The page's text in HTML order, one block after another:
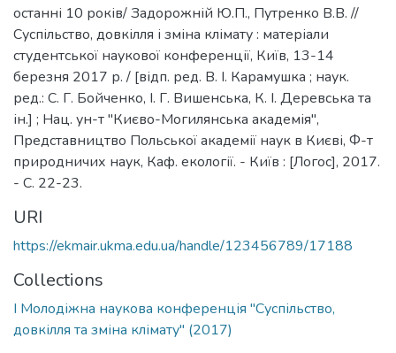
останні 10 років/ Задорожній Ю.П., Путренко В.В. //
Суспільство, довкілля і зміна клімату : матеріали
студентської наукової конференції, Київ, 13-14
березня 2017 р. / [відп. ред. В. І. Карамушка ; наук.
ред.: С. Г. Бойченко, І. Г. Вишенська, К. І. Деревська та
ін.] ; Нац. ун-т "Києво-Могилянська академія",
Представництво Польської академії наук в Києві, Ф-т
природничих наук, Каф. екології. - Київ : [Логос], 2017.
- С. 22-23.
URI
https://ekmair.ukma.edu.ua/handle/123456789/17188
Collections
I Молодіжна наукова конференція "Суспільство,
довкілля та зміна клімату" (2017)